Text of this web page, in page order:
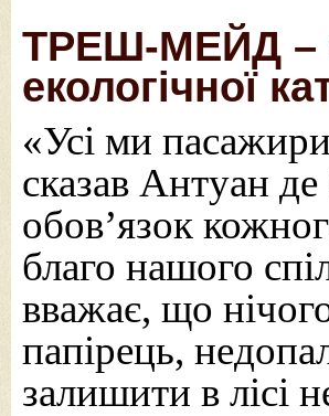
ТРЕШ-МЕЙД –
екологічної
«Усі ми
сказав Антуан
обов’язок
благо нашого
вважає, що
папірець,
залишити в лісі